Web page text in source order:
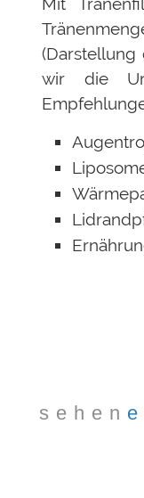
(Darstellung
wir die
s e h e n e